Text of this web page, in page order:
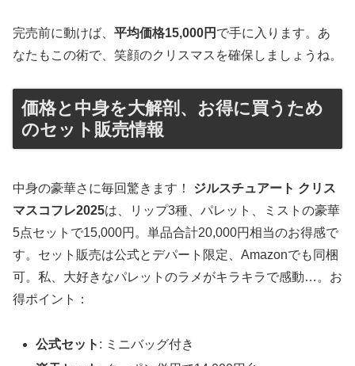
完売前に動けば、 平均価格15,000円 で手に入ります。あ
なたもこの術で、笑顔のクリスマスを確保しましょうね。
価格と中身を大解剖、お得に買うため
のセット販売情報
中身の豪華さに毎回驚きます！ ジルスチュアート クリス
マスコフレ2025は、リップ3種、パレット、ミストの豪華
5点セットで15,000円。単品合計20,000円相当のお得感で
す。セット販売は公式とデパート限定、Amazonでも同梱
可。私、大好きなパレットのラメがキラキラで感動…。お
得ポイント：
公式セット : ミニバッグ付き